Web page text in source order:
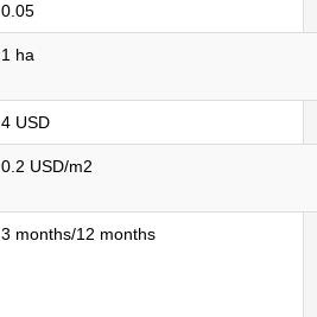
0.05
1 ha
4 USD
0.2 USD/m2
3 months/12 months